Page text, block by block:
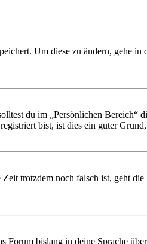
Um diese zu ändern, gehe
du im „Persönlichen Bereich“
bist, ist dies ein guter
trotzdem noch falsch ist, geht
bislang in deine Sprache